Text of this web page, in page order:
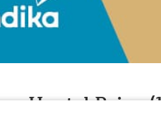
Hantel Paino